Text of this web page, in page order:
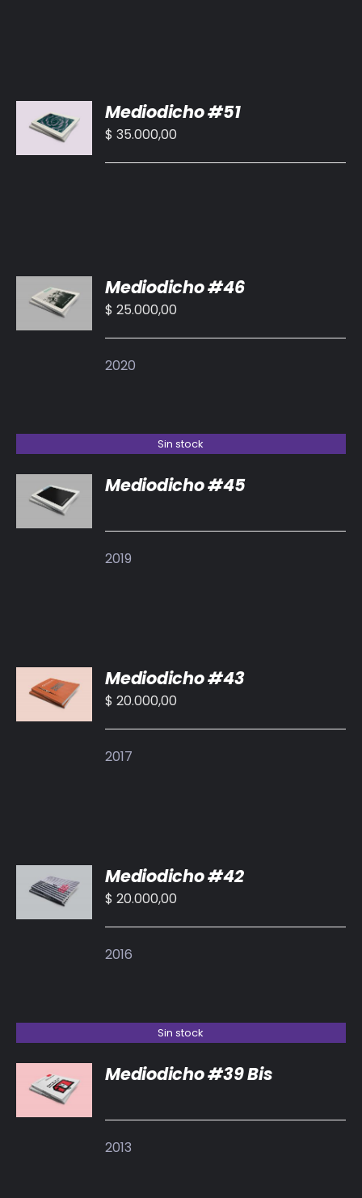
AL
CARRITO
/
Mediodicho #51
$ 35.000,00
AL
CARRITO
/
Mediodicho #46
$ 25.000,00
2020
Sin stock
DETALLES
Mediodicho #45
2019
AL
CARRITO
/
Mediodicho #43
$ 20.000,00
2017
AL
CARRITO
/
Mediodicho #42
$ 20.000,00
2016
Sin stock
DETALLES
Mediodicho #39 Bis
2013